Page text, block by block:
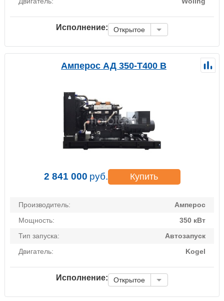
Исполнение: Открытое
Амперос АД 350-Т400 B
2 841 000 руб. Купить
Производитель:
Амперос
Мощность:
350 кВт
Тип запуска:
Автозапуск
Двигатель:
Kogel
Исполнение: Открытое